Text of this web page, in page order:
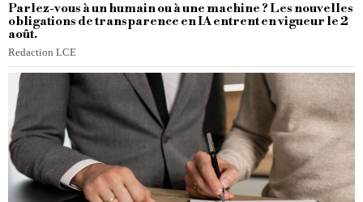
Parlez-vous à un humain ou à une machine ? Les nouvelles
obligations de transparence en IA entrent en vigueur le 2
août.
Redaction LCE